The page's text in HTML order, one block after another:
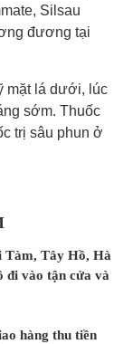
Silsau
đương tại
mặt lá dưới, lúc
sớm. Thuốc
trị sâu phun ở
Tàm, Tây Hồ, Hà
đi vào tận cửa và
hàng thu tiền